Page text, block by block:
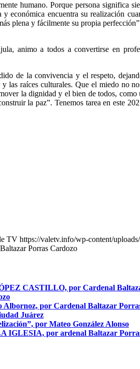
humano. Porque persona significa
encuentra su realización
plena y fácilmente su propia
animo a todos a convertirse en
de la convivencia y el respeto,
las raíces culturales. Que el miedo no
la dignidad y el bien de todos,
la paz”. Tenemos tarea en este
TV https://valetv.info/wp-content/
Porras Cardozo
CASTILLO, por Cardenal
por Cardenal Baltazar
Juárez
por Mateo González Alonso
IGLESIA, por ardenal Baltazar